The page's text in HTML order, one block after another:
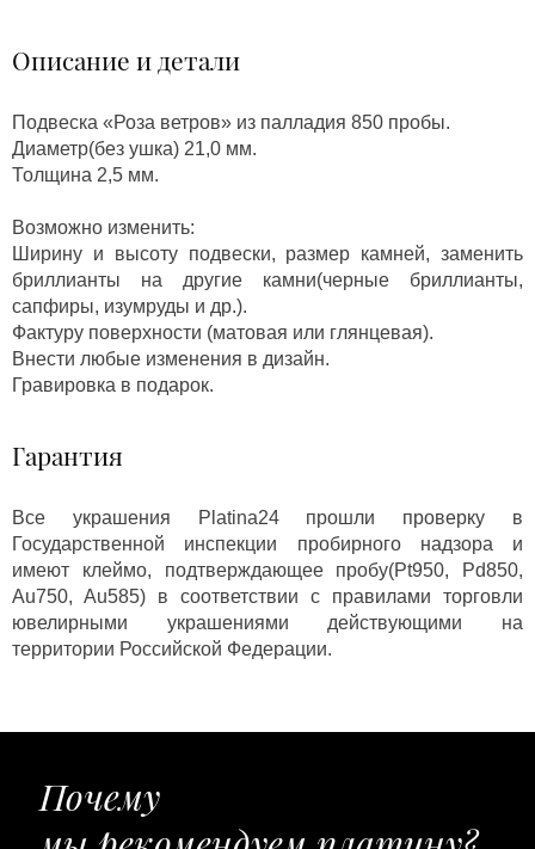
Описание и детали
Подвеска «Роза ветров» из палладия 850 пробы.
Диаметр(без ушка) 21,0 мм.
Толщина 2,5 мм.
Возможно изменить:
Ширину и высоту подвески, размер камней, заменить
бриллианты на другие камни(черные бриллианты,
сапфиры, изумруды и др.).
Фактуру поверхности (матовая или глянцевая).
Внести любые изменения в дизайн.
Гравировка в подарок.
Гарантия
Все украшения Platina24 прошли проверку в
Государственной инспекции пробирного надзора и
имеют клеймо, подтверждающее пробу(Pt950, Pd850,
Au750, Au585) в соответствии с правилами торговли
ювелирными украшениями действующими на
территории Российской Федерации.
Почему